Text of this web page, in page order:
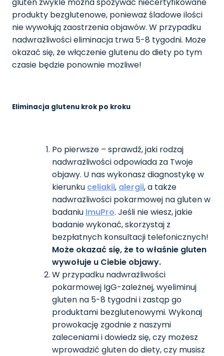
produkty bezglutenowe, ponieważ śladowe ilości
nie wywołują zaostrzenia objawów. W przypadku
nadwrażliwości eliminacja trwa 5-8 tygodni. Może
okazać się, że włączenie glutenu do diety po tym
czasie będzie ponownie możliwe!
Eliminacja glutenu krok po kroku
Po pierwsze – sprawdź, jaki rodzaj
nadwrażliwości odpowiada za Twoje
objawy. U nas wykonasz diagnostykę w
kierunku celiakii, alergii, a także
nadwrażliwości pokarmowej na gluten w
badaniu ImuPro. Jeśli nie wiesz, jakie
badanie wykonać, skorzystaj z
bezpłatnych konsultacji telefonicznych!
Może okazać się, że to właśnie gluten
wywołuje u Ciebie objawy.
W przypadku nadwrażliwości
pokarmowej IgG-zależnej, wyeliminuj
gluten na 5-8 tygodni i zastąp go
produktami bezglutenowymi. Wykonaj
prowokację zgodnie z naszymi
zaleceniami i dowiedz się, czy możesz
wprowadzić gluten do diety, czy musisz